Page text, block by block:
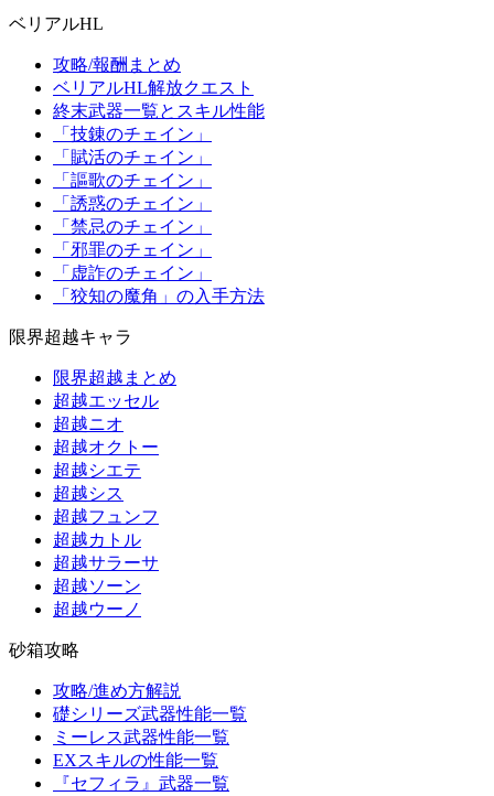
ベリアルHL
攻略/報酬まとめ
ベリアルHL解放クエスト
終末武器一覧とスキル性能
「技錬のチェイン」
「賦活のチェイン」
「謳歌のチェイン」
「誘惑のチェイン」
「禁忌のチェイン」
「邪罪のチェイン」
「虚詐のチェイン」
「狡知の魔角」の入手方法
限界超越キャラ
限界超越まとめ
超越エッセル
超越ニオ
超越オクトー
超越シエテ
超越シス
超越フュンフ
超越カトル
超越サラーサ
超越ソーン
超越ウーノ
砂箱攻略
攻略/進め方解説
礎シリーズ武器性能一覧
ミーレス武器性能一覧
EXスキルの性能一覧
『セフィラ』武器一覧